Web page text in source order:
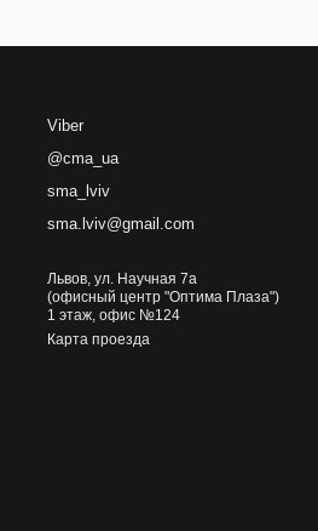
Viber
@cma_ua
sma_lviv
sma.lviv@gmail.com
Львов, ул. Научная 7а
(офисный центр "Оптима Плаза")
1 этаж, офис №124
Карта проезда